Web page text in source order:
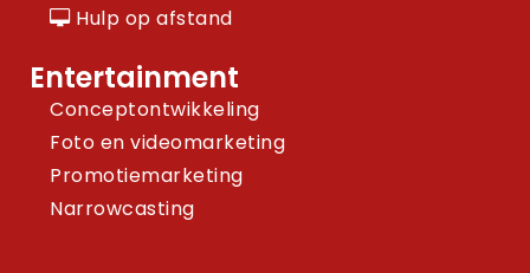
Hulp op afstand
Entertainment
Conceptontwikkeling
Foto en videomarketing
Promotiemarketing
Narrowcasting